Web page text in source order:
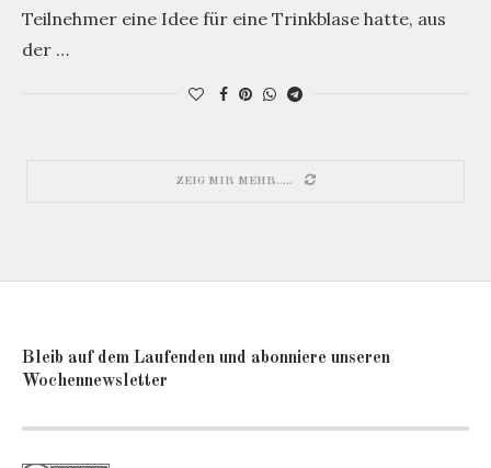
Teilnehmer eine Idee für eine Trinkblase hatte, aus
der …
ZEIG MIR MEHR.....
Bleib auf dem Laufenden und abonniere unseren
Wochennewsletter